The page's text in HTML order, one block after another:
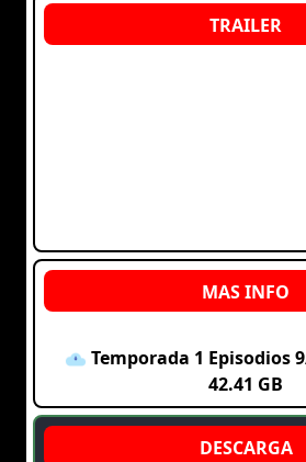
Temporada 1 Episodios
42.41 GB